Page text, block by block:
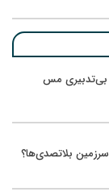
بی‌تدبیری مس
بلاتصدی‌ها؟